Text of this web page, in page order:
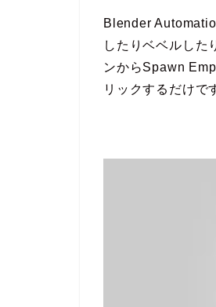
Blender
したりベベルした
ンからSpawn
リックするだけで